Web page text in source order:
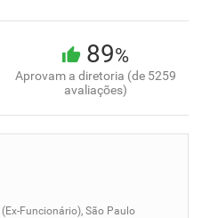
89%
Aprovam a diretoria (de 5259
avaliações)
Funcionário), São Paulo